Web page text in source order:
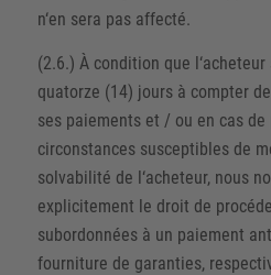
n‘en sera pas affecté.
(2.6.) À condition que
quatorze (14) jours à compter
ses paiements et / ou en cas
circonstances susceptibles de
solvabilité de l‘acheteur, nous
explicitement le droit de
subordonnées à un paiement
fourniture de garanties,